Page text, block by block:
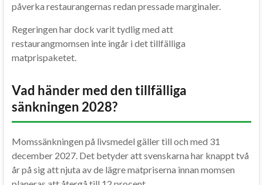
påverka restaurangernas redan pressade marginaler.
Regeringen har dock varit tydlig med att
restaurangmomsen inte ingår i det tillfälliga
matprispaketet.
Vad händer med den tillfälliga
sänkningen 2028?
Momssänkningen på livsmedel gäller till och med 31
december 2027. Det betyder att svenskarna har knappt två
år på sig att njuta av de lägre matpriserna innan momsen